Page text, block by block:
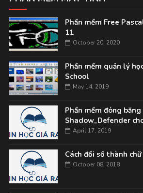
Phần mềm Free
11
October 20, 2020
Phần mềm quản lý
School
May 14, 2019
Phần mềm đóng băng
Shadow_Defender
April 17, 2019
Cách đổi số thành
October 08, 2018